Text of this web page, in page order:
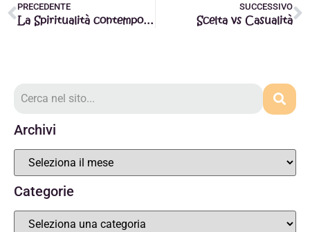
PRECEDENTE
La Spiritualità contemporanea
SUCCESSIVO
Scelta vs Casualità
Archivi
Categorie